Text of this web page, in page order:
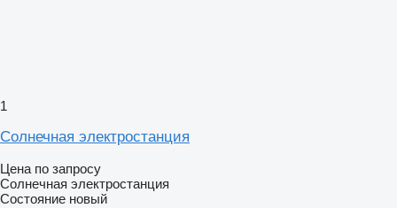
1
Солнечная электростанция
Цена по запросу
Солнечная электростанция
Состояние новый